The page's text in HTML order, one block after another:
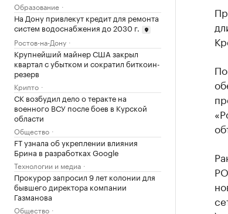
Образование
На Дону привлекут кредит для ремонта
систем водоснабжения до 2030 г.
Ростов-на-Дону
Крупнейший майнер США закрыл
квартал с убытком и сократил биткоин-
резерв
Крипто
СК возбудил дело о теракте на
военного ВСУ после боев в Курской
области
Общество
FT узнала об укреплении влияния
Брина в разработках Google
Технологии и медиа
Прокурор запросил 9 лет колонии для
бывшего директора компании
Газманова
Общество